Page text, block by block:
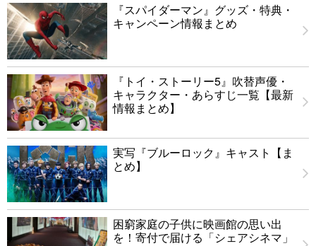
『スパイダーマン』グッズ・特典・
キャンペーン情報まとめ
『トイ・ストーリー5』吹替声優・
キャラクター・あらすじ一覧【最新
情報まとめ】
実写『ブルーロック』キャスト【ま
とめ】
困窮家庭の子供に映画館の思い出
を！寄付で届ける「シェアシネマ」